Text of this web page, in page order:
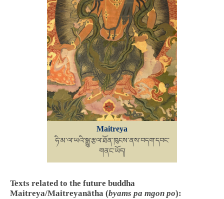
Maitreya
ཧི་མ་ལ་ཡའི་སྒྱུ་རྩལ་ཐོན་ཁུངས་ནས་བདག་དབང་
གནང་ཡོད།
Texts related to the future buddha
Maitreya/Maitreyanātha (byams pa mgon po):